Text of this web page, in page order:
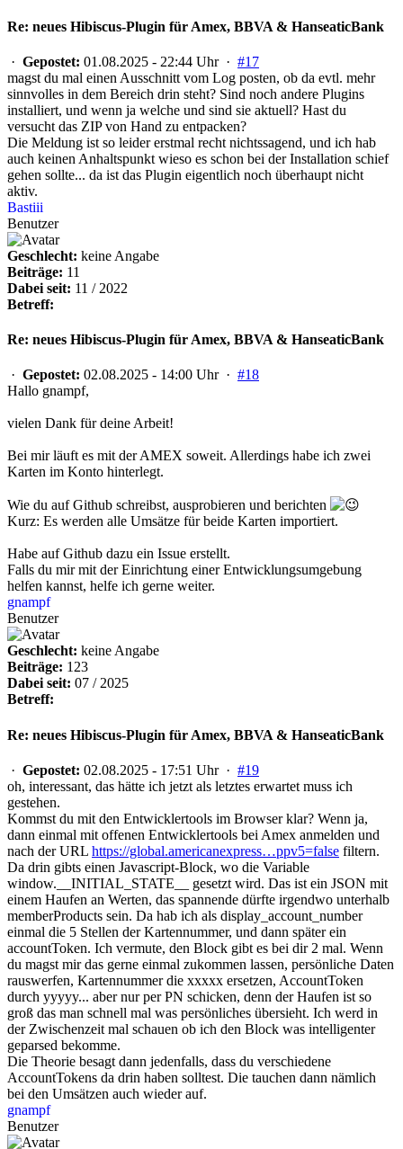
Re: neues Hibiscus-Plugin für Amex, BBVA & HanseaticBank
· Gepostet: 01.08.2025 - 22:44 Uhr · #17
magst du mal einen Ausschnitt vom Log posten, ob da evtl. mehr
sinnvolles in dem Bereich drin steht? Sind noch andere Plugins
installiert, und wenn ja welche und sind sie aktuell? Hast du
versucht das ZIP von Hand zu entpacken?
Die Meldung ist so leider erstmal recht nichtssagend, und ich hab
auch keinen Anhaltspunkt wieso es schon bei der Installation schief
gehen sollte... da ist das Plugin eigentlich noch überhaupt nicht
aktiv.
Bastiii
Benutzer
Geschlecht: keine Angabe
Beiträge: 11
Dabei seit: 11 / 2022
Betreff:
Re: neues Hibiscus-Plugin für Amex, BBVA & HanseaticBank
· Gepostet: 02.08.2025 - 14:00 Uhr · #18
Hallo gnampf,
vielen Dank für deine Arbeit!
Bei mir läuft es mit der AMEX soweit. Allerdings habe ich zwei
Karten im Konto hinterlegt.
Wie du auf Github schreibst, ausprobieren und berichten
Kurz: Es werden alle Umsätze für beide Karten importiert.
Habe auf Github dazu ein Issue erstellt.
Falls du mir mit der Einrichtung einer Entwicklungsumgebung
helfen kannst, helfe ich gerne weiter.
gnampf
Benutzer
Geschlecht: keine Angabe
Beiträge: 123
Dabei seit: 07 / 2025
Betreff:
Re: neues Hibiscus-Plugin für Amex, BBVA & HanseaticBank
· Gepostet: 02.08.2025 - 17:51 Uhr · #19
oh, interessant, das hätte ich jetzt als letztes erwartet muss ich
gestehen.
Kommst du mit den Entwicklertools im Browser klar? Wenn ja,
dann einmal mit offenen Entwicklertools bei Amex anmelden und
nach der URL https://global.americanexpress…ppv5=false filtern.
Da drin gibts einen Javascript-Block, wo die Variable
window.__INITIAL_STATE__ gesetzt wird. Das ist ein JSON mit
einem Haufen an Werten, das spannende dürfte irgendwo unterhalb
memberProducts sein. Da hab ich als display_account_number
einmal die 5 Stellen der Kartennummer, und dann später ein
accountToken. Ich vermute, den Block gibt es bei dir 2 mal. Wenn
du magst mir das gerne einmal zukommen lassen, persönliche Daten
rauswerfen, Kartennummer die xxxxx ersetzen, AccountToken
durch yyyyy... aber nur per PN schicken, denn der Haufen ist so
groß das man schnell mal was persönliches übersieht. Ich werd in
der Zwischenzeit mal schauen ob ich den Block was intelligenter
geparsed bekomme.
Die Theorie besagt dann jedenfalls, dass du verschiedene
AccountTokens da drin haben solltest. Die tauchen dann nämlich
bei den Umsätzen auch wieder auf.
gnampf
Benutzer